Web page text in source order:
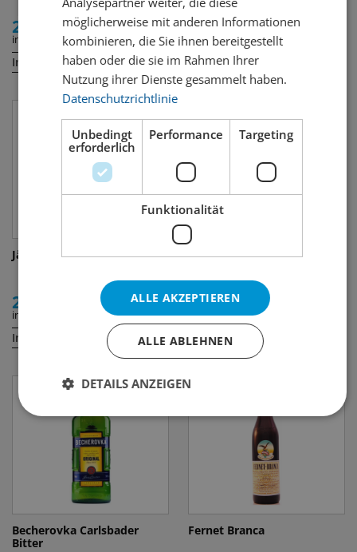
29.50
inkl. MWST
Inhalt: 70 cl
2.50
inkl. MWST
Inhalt:
Jägermeister
29.80
inkl. MWST
Inhalt: 70 cl
Ramazzotti Aperetivo
24.00
inkl. MWST
Inhalt:
Becherovka Carlsbader
Bitter
Fernet Branca
möglicherweise mit anderen Informationen
kombinieren, die Sie ihnen bereitgestellt
haben oder die sie im Rahmen Ihrer
Nutzung ihrer Dienste gesammelt haben.
Datenschutzrichtlinie
Unbedingt
erforderlich
Performance Targeting
Funktionalität
ALLE AKZEPTIEREN
ALLE ABLEHNEN
DETAILS ANZEIGEN